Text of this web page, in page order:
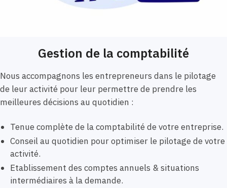
Gestion de la comptabilité
Nous accompagnons les entrepreneurs dans le pilotage
de leur activité pour leur permettre de prendre les
meilleures décisions au quotidien :
Tenue complète de la comptabilité de votre entreprise.
Conseil au quotidien pour optimiser le pilotage de votre
activité.
Etablissement des comptes annuels & situations
intermédiaires à la demande.